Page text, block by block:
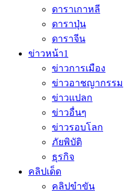
ดาราเกาหลี
ดาราปุ่น
ดาราจีน
ข่าวหน้า1
ข่าวการเมือง
ข่าวอาชญากรรม
ข่าวแปลก
ข่าวอื่นๆ
ข่าวรอบโลก
ภัยพิบัติ
ธุรกิจ
คลิปเด็ด
คลิปขำขัน